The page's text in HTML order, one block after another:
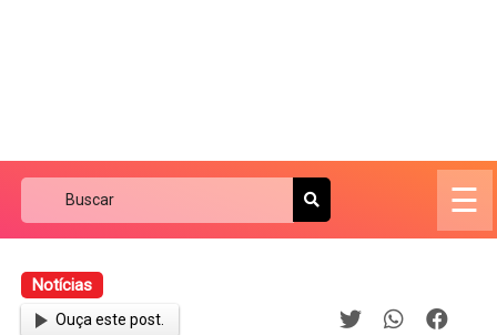
☰
Notícias
Ouça este post.